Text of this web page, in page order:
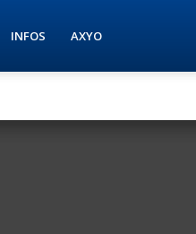
INFOS AXYO